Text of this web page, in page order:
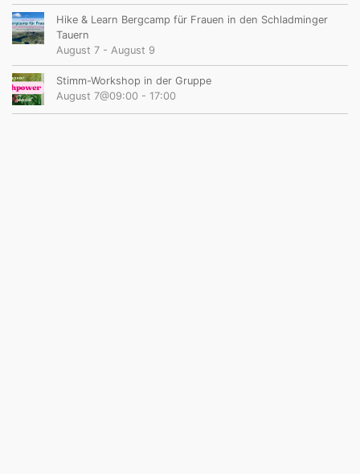
Hike & Learn Bergcamp für Frauen in den Schladminger
Tauern
August 7 - August 9
Stimm-Workshop in der Gruppe
August 7@09:00 - 17:00